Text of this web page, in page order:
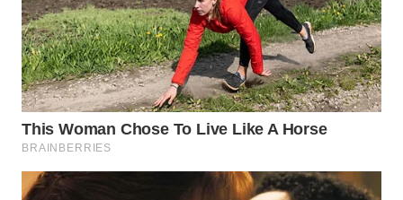
KARO
WN
SIMALUNGUN
WN
LABUHANBATU
WN